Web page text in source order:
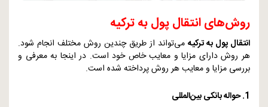
روش‌های انتقال پول به ترکیه
انتقال پول به ترکیه می‌تواند از طریق چندین روش مختلف انجام شود.
هر روش دارای مزایا و معایب خاص خود است. در اینجا به معرفی و
بررسی مزایا و معایب هر روش پرداخته شده است.
1. حواله بانکی بین‌المللی